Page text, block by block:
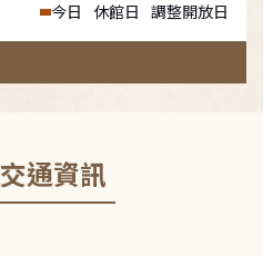
今日 休館日 調整開放日
交通資訊